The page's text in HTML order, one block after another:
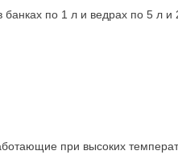
по 1 л и ведрах по 5 л и
при высоких